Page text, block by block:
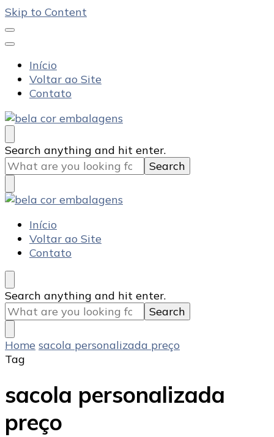
Skip to Content
Início
Voltar ao Site
Contato
Bela Cor Embalagens
Blog
Looking
for
Something?
Search anything and hit enter.
Bela Cor Embalagens
Blog
Início
Voltar ao Site
Contato
Looking
for
Something?
Search anything and hit enter.
Home sacola personalizada preço
Tag
sacola personalizada
preço